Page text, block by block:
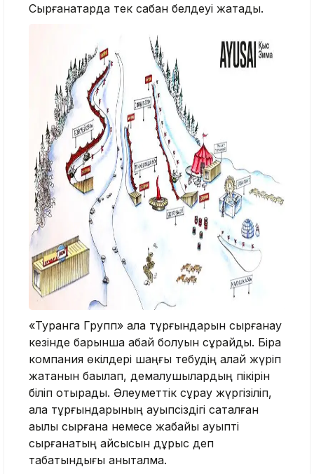
Сырғанақтарда тек сабан белдеуі жатады.
«Туранга Групп» қала тұрғындарын сырғанау
кезінде барынша абай болуын сұрайды. Бірақ
компания өкілдері шаңғы тебудің қалай жүріп
жатқанын бақылап, демалушылардың пікірін
біліп отырады. Әлеуметтік сұрау жүргізіліп,
қала тұрғындарының қауыпсіздігі сақталған
ақылы сырғанақ немесе жабайы қауыпті
сырғанақтың қайсысын дұрыс деп
табатындығы анықталмақ.